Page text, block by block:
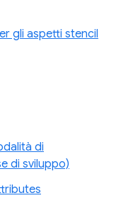
gli aspetti stencil
di
di sviluppo)